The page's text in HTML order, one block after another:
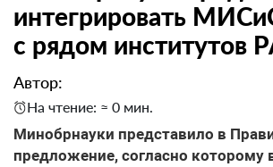
интегрировать
с рядом институтов
Автор:
На чтение: ≈ 0 мин.
Минобрнауки представило в
предложение, согласно которому